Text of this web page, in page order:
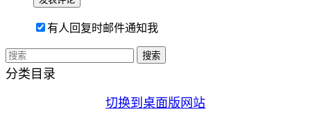
有人回复时邮件通知我
分类目录
切换到桌面版网站